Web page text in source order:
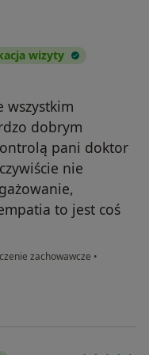
wizyty
wszystkim
dobrym
pani doktor
nie
to jest coś
zachowawcze •